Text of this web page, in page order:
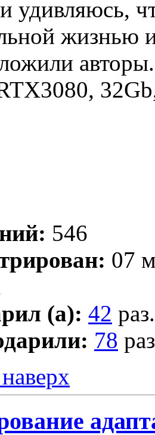
удивляюсь,
жизнью
авторы.
546
07
(а): 42 раз.
78